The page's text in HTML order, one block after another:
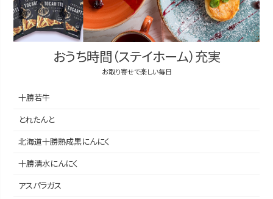
おうち時間（ステイホーム）充実
お取り寄せで楽しい毎日
十勝若牛
とれたんと
北海道十勝熟成黒にんにく
十勝清水にんにく
アスパラガス